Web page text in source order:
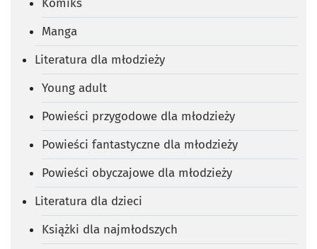
Manga
Literatura dla młodzieży
Young adult
Powieści przygodowe dla młodzieży
Powieści fantastyczne dla młodzieży
Powieści obyczajowe dla młodzieży
Literatura dla dzieci
Książki dla najmłodszych